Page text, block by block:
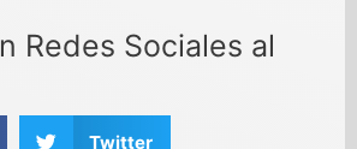
Redes Sociales al
Twitter